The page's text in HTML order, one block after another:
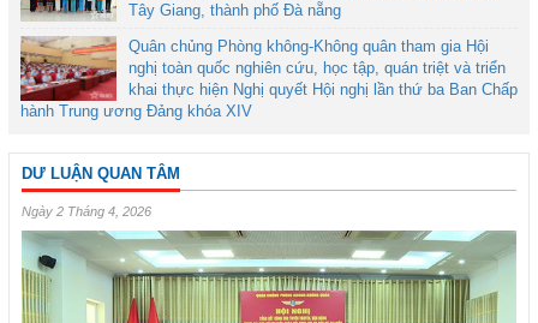
Tây Giang, thành phố Đà nẵng
Quân chủng Phòng không-Không quân tham gia Hội
nghị toàn quốc nghiên cứu, học tập, quán triệt và triển
khai thực hiện Nghị quyết Hội nghị lần thứ ba Ban Chấp
hành Trung ương Đảng khóa XIV
DƯ LUẬN QUAN TÂM
Ngày 2 Tháng 4, 2026